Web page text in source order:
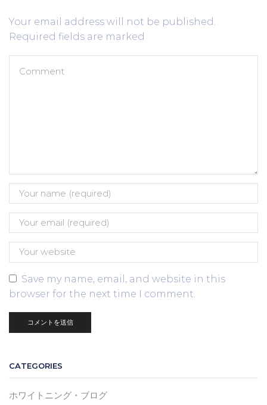
Your email address will not be published.
Required fields are marked
Save my name, email, and website in this
browser for the next time I comment.
CATEGORIES
ホワイトニング・ブログ